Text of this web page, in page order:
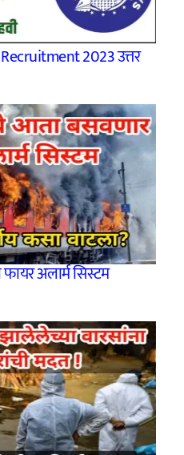
2023 उत्तर
फायर अलार्म सिस्टम